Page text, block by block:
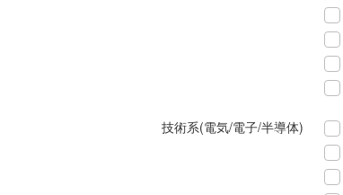
技術系(電気/電子/半導体)